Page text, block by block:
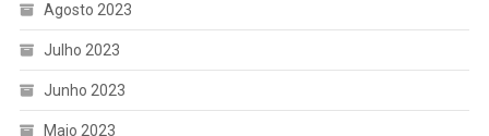
Agosto 2023
Julho 2023
Junho 2023
Maio 2023